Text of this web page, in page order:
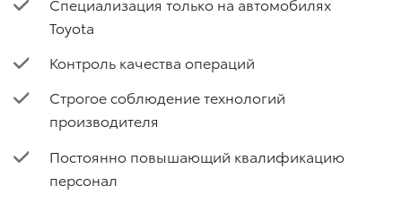
Toyota
Контроль качества операций
Строгое соблюдение технологий
производителя
Постоянно повышающий квалификацию
персонал